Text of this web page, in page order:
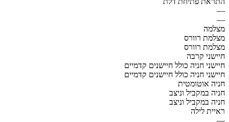
—
—
מצלמה
מצלמת רוורס
מצלמת רוורס
חיישני קרבה
חיישני חניה כולל חיישנים קדמיים
חיישני חניה כולל חיישנים קדמיים
חניה אוטומטית
חניה במקביל וניצב
חניה במקביל וניצב
ראיית לילה
—